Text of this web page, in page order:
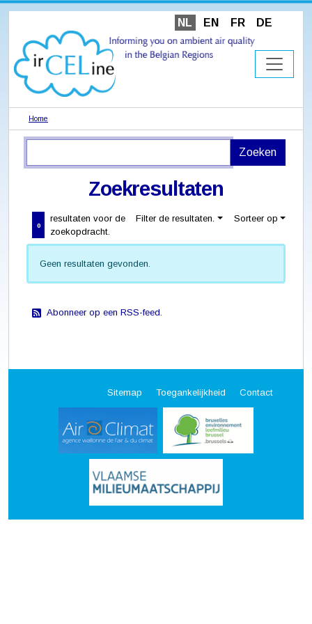
NL EN FR DE
Home
Zoekresultaten
0
resultaten voor de
zoekopdracht.
Filter de resultaten. Sorteer op
Geen resultaten gevonden.
Abonneer op een RSS-feed.
Sitemap Toegankelijkheid Contact